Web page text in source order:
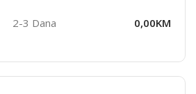
2-3 Dana 0,00KM